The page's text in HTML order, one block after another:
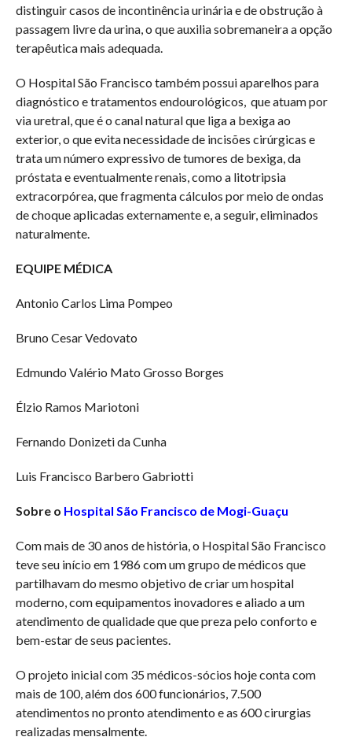
distinguir casos de incontinência urinária e de obstrução à
passagem livre da urina, o que auxilia sobremaneira a opção
terapêutica mais adequada.
O Hospital São Francisco também possui aparelhos para
diagnóstico e tratamentos endourológicos, que atuam por
via uretral, que é o canal natural que liga a bexiga ao
exterior, o que evita necessidade de incisões cirúrgicas e
trata um número expressivo de tumores de bexiga, da
próstata e eventualmente renais, como a litotripsia
extracorpórea, que fragmenta cálculos por meio de ondas
de choque aplicadas externamente e, a seguir, eliminados
naturalmente.
EQUIPE MÉDICA
Antonio Carlos Lima Pompeo
Bruno Cesar Vedovato
Edmundo Valério Mato Grosso Borges
Élzio Ramos Mariotoni
Fernando Donizeti da Cunha
Luis Francisco Barbero Gabriotti
Sobre o Hospital São Francisco de Mogi-Guaçu
Com mais de 30 anos de história, o Hospital São Francisco
teve seu início em 1986 com um grupo de médicos que
partilhavam do mesmo objetivo de criar um hospital
moderno, com equipamentos inovadores e aliado a um
atendimento de qualidade que que preza pelo conforto e
bem-estar de seus pacientes.
O projeto inicial com 35 médicos-sócios hoje conta com
mais de 100, além dos 600 funcionários, 7.500
atendimentos no pronto atendimento e as 600 cirurgias
realizadas mensalmente.